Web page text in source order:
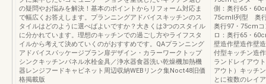
の疑問やお悩みを解決！基本のポイントからリフォーム対応ま
で幅広くお答えします。プランニングアドバイスキッチンのス
タイルはどのように選べばよいですか？大きくは3つのスタイル
に分かれています。理想のキッチンでの過ごし方やライフスタ
イルから考えて決めていくのがおすすめです。QAプランニング
アドバイスパッケージプラン扉デザイン・カラーワークトップ
シンクキッチンパネル水栓金具／浄水器食器洗い乾燥機加熱機
器レンジフードキャビネット周辺収納WEBリンク集Noct48旧価
格掲載版
側：奥行65・
75cmⅡ列型 奥行
奥行97・75cm
ロ：奥行65・
壁造作壁造作壁
付型キッチン造
ランドレイアウ
アウト）キッチ
とに複数のレイ